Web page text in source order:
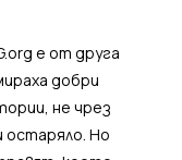
е от друга
добри
не чрез
остаряло. Но